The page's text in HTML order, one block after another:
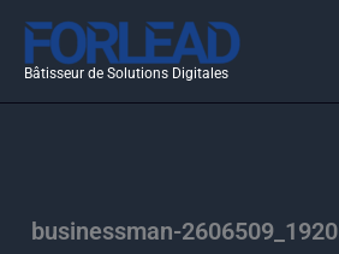
Aller
contenu
Bâtisseur de Solutions Digitales
businessman-2606509_1920